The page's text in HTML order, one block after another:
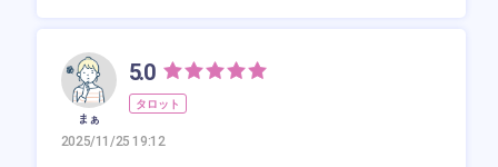
まぁ
5.0
タロット
2025/11/25 19:12